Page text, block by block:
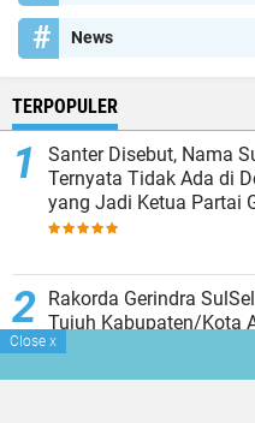
News
TERPOPULER
Santer Disebut, Nama
Ternyata Tidak Ada di
yang Jadi Ketua Partai
Kabupaten
Rakorda Gerindra
Tujuh Kabupaten/Kota
Pergantian Ketua,
Close x